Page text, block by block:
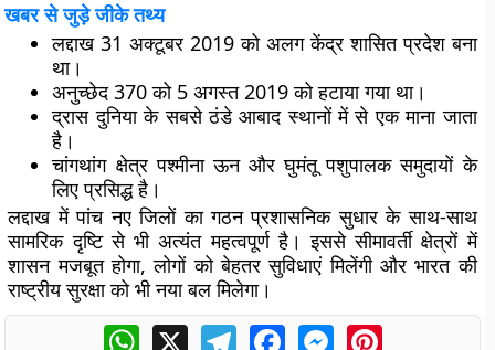
खबर से जुड़े जीके तथ्य
लद्दाख 31 अक्टूबर 2019 को अलग केंद्र शासित प्रदेश बना
था।
अनुच्छेद 370 को 5 अगस्त 2019 को हटाया गया था।
द्रास दुनिया के सबसे ठंडे आबाद स्थानों में से एक माना जाता
है।
चांगथांग क्षेत्र पश्मीना ऊन और घुमंतू पशुपालक समुदायों के
लिए प्रसिद्ध है।
लद्दाख में पांच नए जिलों का गठन प्रशासनिक सुधार के साथ-साथ
सामरिक दृष्टि से भी अत्यंत महत्वपूर्ण है। इससे सीमावर्ती क्षेत्रों में
शासन मजबूत होगा, लोगों को बेहतर सुविधाएं मिलेंगी और भारत की
राष्ट्रीय सुरक्षा को भी नया बल मिलेगा।
WhatsApp
X TelegramFacebookMessengerPinterest